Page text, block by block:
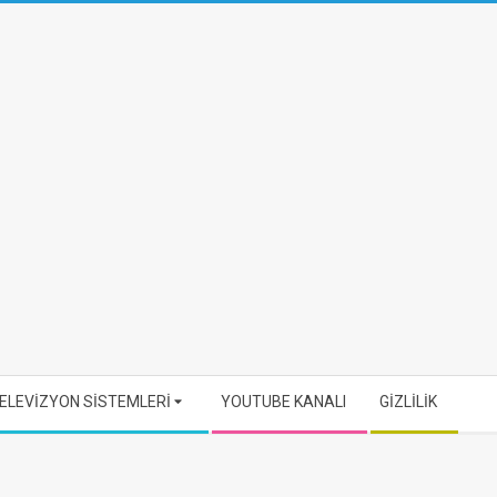
SİSTEMLERİ YOUTUBE KANALI GİZLİLİK